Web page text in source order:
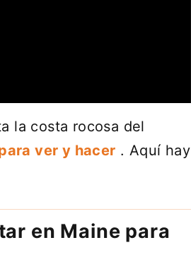
la costa rocosa del
ver y hacer . Aquí hay
en Maine para